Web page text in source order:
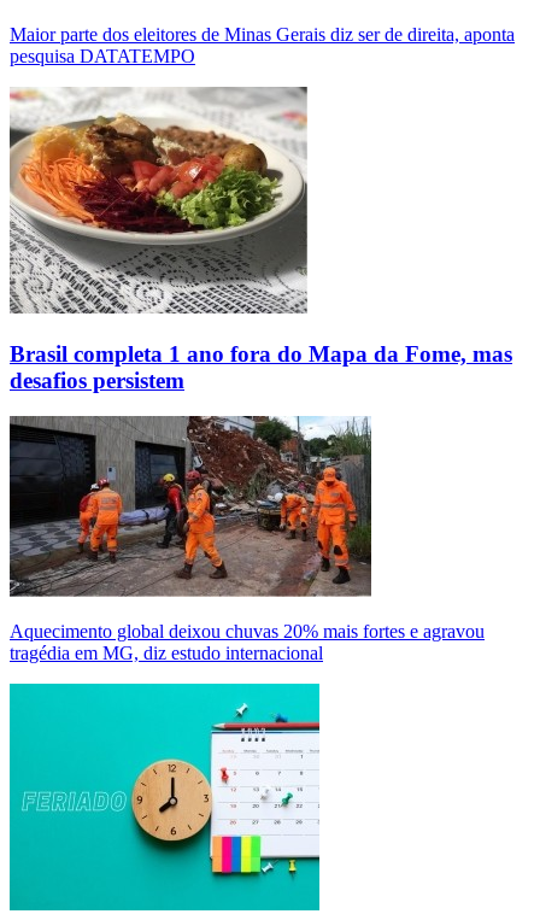
Maior parte dos eleitores de Minas Gerais diz ser de direita, aponta
pesquisa DATATEMPO
Brasil completa 1 ano fora do Mapa da Fome, mas
desafios persistem
Aquecimento global deixou chuvas 20% mais fortes e agravou
tragédia em MG, diz estudo internacional